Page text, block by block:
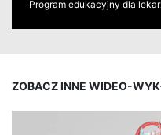
Program edukacyjny dla
ZOBACZ INNE WIDEO-